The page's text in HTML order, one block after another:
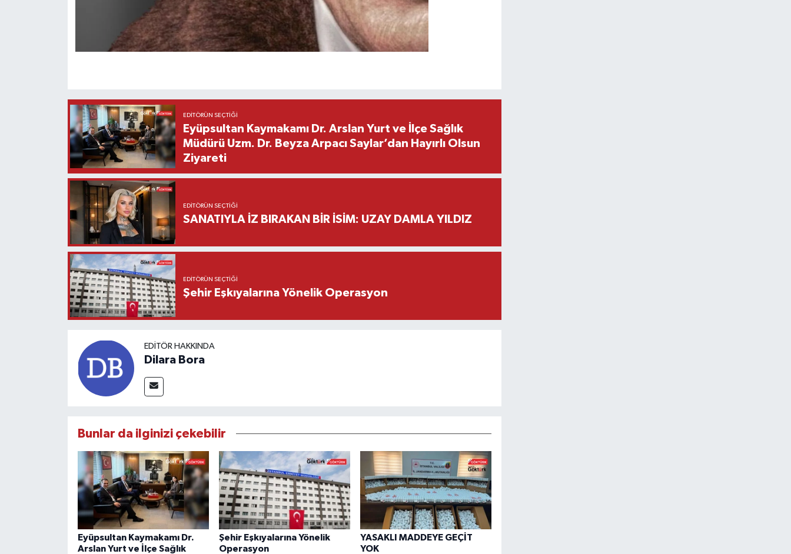
EDITÖRÜN SEÇTIĞI
Eyüpsultan Kaymakamı Dr. Arslan Yurt ve İlçe Sağlık
Müdürü Uzm. Dr. Beyza Arpacı Saylar’dan Hayırlı Olsun
Ziyareti
EDITÖRÜN SEÇTIĞI
SANATIYLA İZ BIRAKAN BİR İSİM: UZAY DAMLA YILDIZ
EDITÖRÜN SEÇTIĞI
Şehir Eşkıyalarına Yönelik Operasyon
EDITÖR HAKKINDA
Dilara Bora
Bunlar da ilginizi çekebilir
Eyüpsultan Kaymakamı Dr.
Arslan Yurt ve İlçe Sağlık
Şehir Eşkıyalarına Yönelik
Operasyon
YASAKLI MADDEYE GEÇİT
YOK